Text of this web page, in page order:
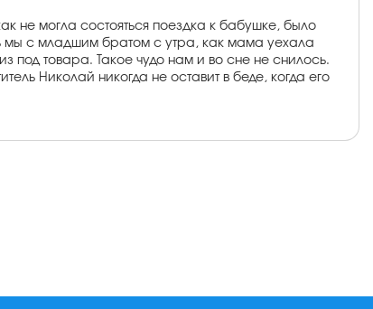
не могла состояться поездка к бабушке, было
мы с младшим братом с утра, как мама уехала
под товара. Такое чудо нам и во сне не снилось.
Николай никогда не оставит в беде, когда его